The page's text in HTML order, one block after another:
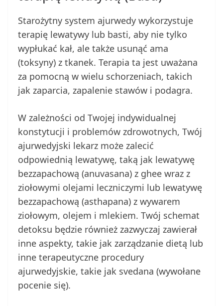
Starożytny system ajurwedy wykorzystuje
terapię lewatywy lub basti, aby nie tylko
wypłukać kał, ale także usunąć ama
(toksyny) z tkanek. Terapia ta jest uważana
za pomocną w wielu schorzeniach, takich
jak zaparcia, zapalenie stawów i podagra.
W zależności od Twojej indywidualnej
konstytucji i problemów zdrowotnych, Twój
ajurwedyjski lekarz może zalecić
odpowiednią lewatywę, taką jak lewatywę
bezzapachową (anuvasana) z ghee wraz z
ziołowymi olejami leczniczymi lub lewatywę
bezzapachową (asthapana) z wywarem
ziołowym, olejem i mlekiem. Twój schemat
detoksu będzie również zazwyczaj zawierał
inne aspekty, takie jak zarządzanie dietą lub
inne terapeutyczne procedury
ajurwedyjskie, takie jak svedana (wywołane
pocenie się).